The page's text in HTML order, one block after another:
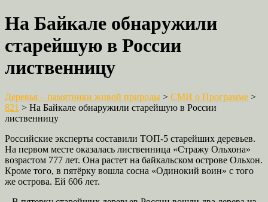
На Байкале обнаружили
старейшую в России
лиственницу
Деревья – памятники живой природы > СМИ о Программе >
821 > На Байкале обнаружили старейшую в России
лиственницу
Российские эксперты составили ТОП-5 старейших деревьев.
На первом месте оказалась лиственница «Стражу Ольхона»
возрастом 777 лет. Она растет на байкальском острове Ольхон.
Кроме того, в пятёрку вошла сосна «Одинокий воин» с того
же острова. Ей 606 лет.